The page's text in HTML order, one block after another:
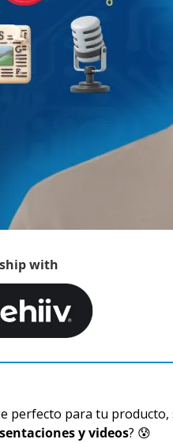
with
perfecto para tu
y videos? 😰